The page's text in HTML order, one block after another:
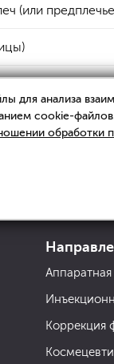
(или
Коррекция
для анализа
cookie-файлов.
обработки